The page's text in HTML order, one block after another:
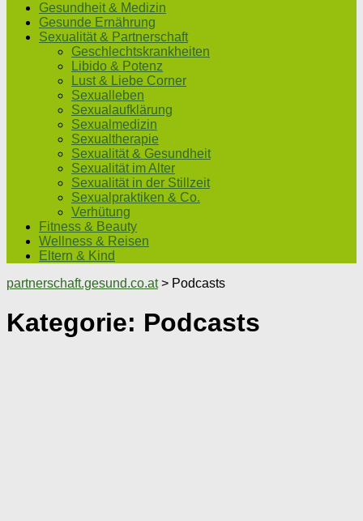
Gesundheit & Medizin
Gesunde Ernährung
Sexualität & Partnerschaft
Geschlechtskrankheiten
Libido & Potenz
Lust & Liebe Corner
Sexualleben
Sexualaufklärung
Sexualmedizin
Sexualtherapie
Sexualität & Gesundheit
Sexualität im Alter
Sexualität in der Stillzeit
Sexualpraktiken & Co.
Verhütung
Fitness & Beauty
Wellness & Reisen
Eltern & Kind
partnerschaft.gesund.co.at> Podcasts
Kategorie: Podcasts